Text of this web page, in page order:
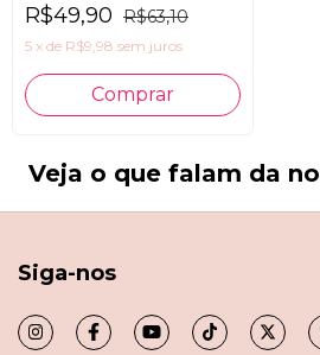
R$49,90 R$63,10
5 x de R$9,98 sem juros
Veja o que falam da
Siga-nos